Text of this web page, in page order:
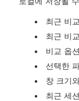
최근 비
최근 비
비교 옵션
선택한
창 크기
최근 세